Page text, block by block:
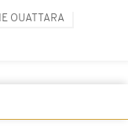
OUATTARA